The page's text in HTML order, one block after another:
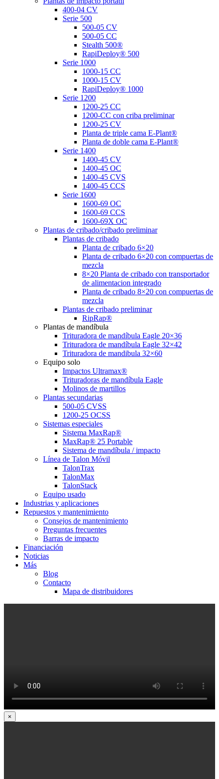
400-04 CV
Serie 500
500-05 CV
500-05 CC
Stealth 500®
RapiDeploy® 500
Serie 1000
1000-15 CC
1000-15 CV
RapiDeploy® 1000
Serie 1200
1200-25 CC
1200-CC con criba preliminar
1200-25 CV
Planta de triple cama E-Plant®
Planta de doble cama E-Plant®
Serie 1400
1400-45 CV
1400-45 OC
1400-45 CVS
1400-45 CCS
Serie 1600
1600-69 OC
1600-69 CCS
1600-69X OC
Plantas de cribado/cribado preliminar
Plantas de cribado
Planta de cribado 6×20
Planta de cribado 6×20 con compuertas de
mezcla
8×20 Planta de cribado con transportador
de alimentacion integrado
Planta de cribado 8×20 con compuertas de
mezcla
Plantas de cribado preliminar
RipRap®
Plantas de mandíbula
Trituradora de mandíbula Eagle 20×36
Trituradora de mandíbula Eagle 32×42
Trituradora de mandibula 32×60
Equipo solo
Impactos Ultramax®
Trituradoras de mandíbula Eagle
Molinos de martillos
Plantas secundarias
500-05 CVSS
1200-25 OCSS
Sistemas especiales
Sistema MaxRap®
MaxRap® 25 Portable
Sistema de mandíbula / impacto
Línea de Talon Móvil
TalonTrax
TalonMax
TalonStack
Equipo usado
Industrias y aplicaciones
Repuestos y mantenimiento
Consejos de mantenimiento
Preguntas frecuentes
Barras de impacto
Financiación
Noticias
Más
Blog
Contacto
Mapa de distribuidores
×